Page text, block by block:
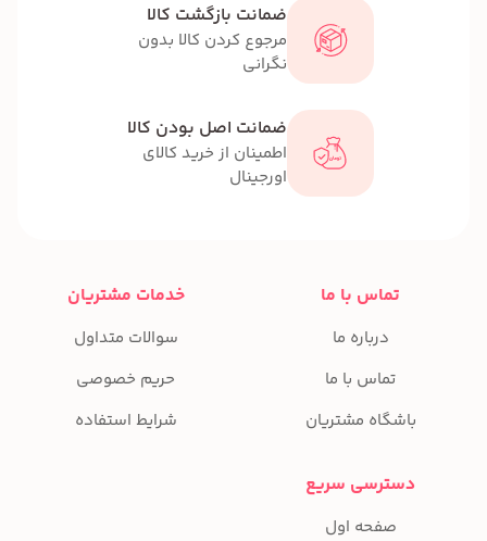
ضمانت بازگشت کالا
مرجوع کردن کالا بدون
نگرانی
ضمانت اصل بودن کالا
اطمینان از خرید کالای
اورجینال
تماس با ما
درباره ما
تماس با ما
باشگاه مشتریان
خدمات مشتریان
سوالات متداول
حریم خصوصی
شرایط استفاده
دسترسی سریع
صفحه اول